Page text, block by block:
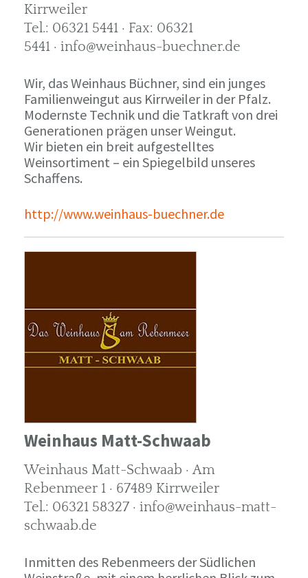
Kirrweiler
Tel.: 06321 5441 · Fax: 06321
5441 · info@weinhaus-buechner.de
Wir, das Weinhaus Büchner, sind ein junges
Familienweingut aus Kirrweiler in der Pfalz.
Modernste Technik und die Tatkraft von drei
Generationen prägen unser Weingut.
Wir bieten ein breit aufgestelltes
Weinsortiment – ein Spiegelbild unseres
Schaffens.
http://www.weinhaus-buechner.de
Weinhaus Matt-Schwaab
Weinhaus Matt-Schwaab · Am
Rebenmeer 1 · 67489 Kirrweiler
Tel.: 06321 58327 · info@weinhaus-matt-
schwaab.de
Inmitten des Rebenmeers der Südlichen